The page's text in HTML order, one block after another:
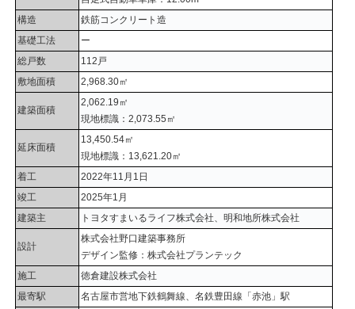
構造
鉄筋コンクリート造
基礎工法
ー
総戸数
112戸
敷地面積
2,968.30㎡
建築面積
2,062.19㎡
現地標識：2,073.55㎡
延床面積
13,450.54㎡
現地標識：13,621.20㎡
着工
2022年11月1日
竣工
2025年1月
建築主
トヨタすまいるライフ株式会社、明和地所株式会社
設計
株式会社野口建築事務所
デザイン監修：株式会社プランテック
施工
徳倉建設株式会社
最寄駅
名古屋市営地下鉄鶴舞線、名鉄豊田線「赤池」駅